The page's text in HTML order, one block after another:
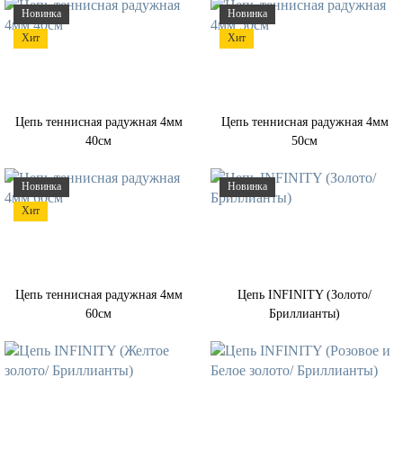
ИЗДЕЛИЯ НА ЗАКАЗ
КОНТАКТЫ
Новинка
Хит
Цепь теннисная радужная 4мм
40см
Новинка
Хит
Цепь теннисная радужная 4мм
50см
Новинка
Хит
Цепь теннисная радужная 4мм
60см
Новинка
Цепь INFINITY (Золото/
Бриллианты)